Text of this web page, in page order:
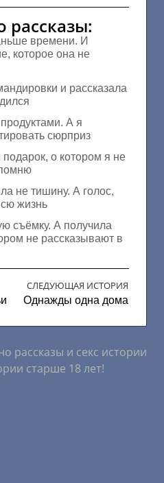
рассказы:
времени. И
которое она не
и рассказала
А я
сюрприз
подарок, о котором я не
не тишину. А голос,
жизнь
съёмку. А получила
не рассказывают в
СЛЕДУЮЩАЯ ИСТОРИЯ
Однажды одна дома
рассказы и секс истории
старше 18 лет!